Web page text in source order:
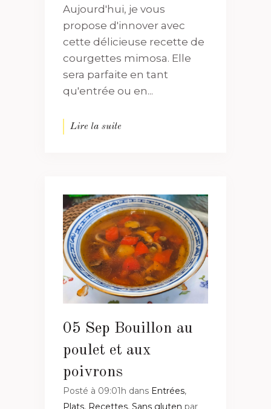
Aujourd'hui, je vous
propose d'innover avec
cette délicieuse recette de
courgettes mimosa. Elle
sera parfaite en tant
qu'entrée ou en...
Lire la suite
05 Sep Bouillon au
poulet et aux
poivrons
Posté à 09:01h dans Entrées,
Plats, Recettes, Sans gluten par